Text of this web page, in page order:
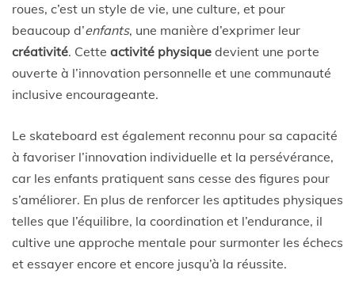
roues, c’est un style de vie, une culture, et pour
beaucoup d’enfants, une manière d’exprimer leur
créativité. Cette activité physique devient une porte
ouverte à l’innovation personnelle et une communauté
inclusive encourageante.
Le skateboard est également reconnu pour sa capacité
à favoriser l’innovation individuelle et la persévérance,
car les enfants pratiquent sans cesse des figures pour
s’améliorer. En plus de renforcer les aptitudes physiques
telles que l’équilibre, la coordination et l’endurance, il
cultive une approche mentale pour surmonter les échecs
et essayer encore et encore jusqu’à la réussite.